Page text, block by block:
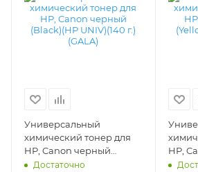
Универсальный
химический тонер для
HP, Canon черный
(Black)(HP UNIV)(140 г.)
Достаточно
HP,